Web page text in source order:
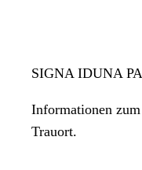
SIGNA IDUNA
Informationen
Trauort.